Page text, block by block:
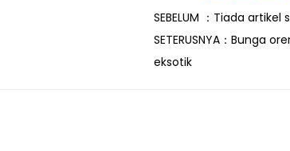
SEBELUM ： Tiada artikel
SETERUSNYA： Bunga
eksotik